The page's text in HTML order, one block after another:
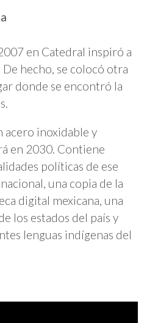
en Catedral inspiró a
hecho, se colocó otra
donde se encontró la
acero inoxidable y
en 2030. Contiene
políticas de ese
una copia de la
digital mexicana, una
los estados del país y
lenguas indígenas del